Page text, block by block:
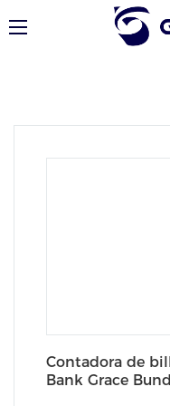
Contadora de
Bank Grace